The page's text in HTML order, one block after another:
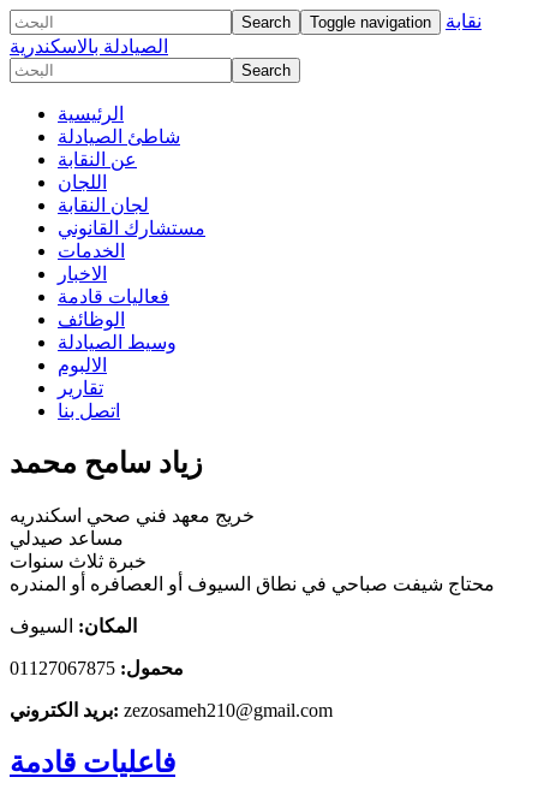
Toggle navigation
نقابة
الصيادلة بالاسكندرية
الرئيسية
شاطئ الصيادلة
عن النقابة
اللجان
لجان النقابة
مستشارك القانوني
الخدمات
الاخبار
فعاليات قادمة
الوظائف
وسيط الصيادلة
الالبوم
تقارير
اتصل بنا
زياد سامح محمد
خريج معهد فني صحي اسكندريه
مساعد صيدلي
خبرة ثلاث سنوات
محتاج شيفت صباحي في نطاق السيوف أو العصافره أو المندره
المكان: السيوف
محمول:
بريد الكتروني: zezosameh210@gmail.com
فاعليات قادمة